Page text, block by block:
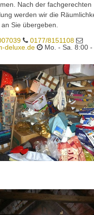
Nach der fachgerechten
werden wir die
Sie übergeben.
0177/8151108
deluxe.de
Mo. - Sa. 8:00